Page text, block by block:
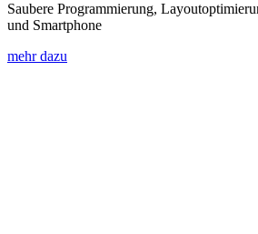
Saubere Programmierung,
und Smartphone
mehr dazu